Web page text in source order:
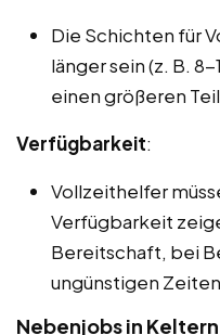
Die Schichten für
länger sein (z. B.
einen größeren
Verfügbarkeit:
Vollzeithelfer
Verfügbarkeit
Bereitschaft, bei
ungünstigen
Nebenjobs in Keltern